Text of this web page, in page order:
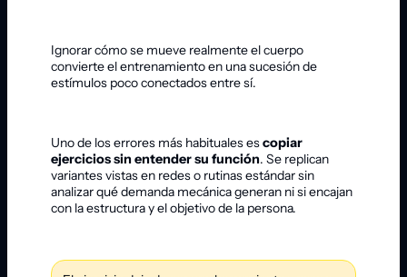
Ignorar cómo se mueve realmente el cuerpo
convierte el entrenamiento en una sucesión de
estímulos poco conectados entre sí.
Uno de los errores más habituales escopiar
ejercicios sin entender su función. Se replican
variantes vistas en redes o rutinas estándar sin
analizar qué demanda mecánica generan ni si encajan
con la estructura y el objetivo de la persona.